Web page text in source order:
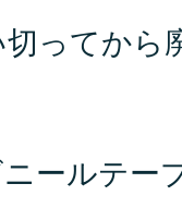
ってから
ールテー